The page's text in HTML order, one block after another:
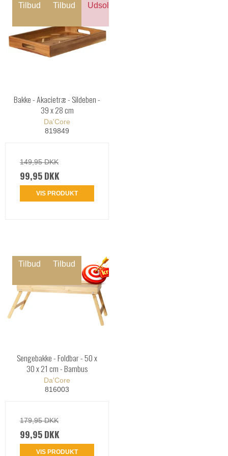
Tilbud Tilbud Udsolgt
Bakke - Akacietræ - Sildeben -
39 x 28 cm
Da'Core
819849
149,95 DKK
99,95 DKK
VIS PRODUKT
Tilbud Tilbud
Sengebakke - Foldbar - 50 x
30 x 21 cm - Bambus
Da'Core
816003
179,95 DKK
99,95 DKK
VIS PRODUKT